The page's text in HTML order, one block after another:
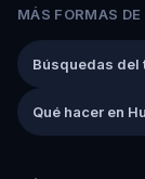
MÁS FORMAS
Búsquedas del
Qué hacer en